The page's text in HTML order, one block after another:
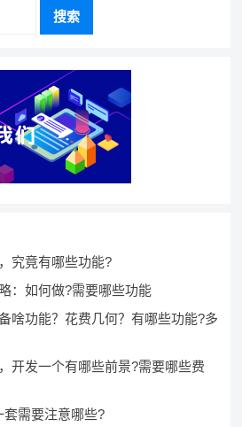
搜索
究竟有哪些功能?
：如何做?需要哪些功能
啥功能？花费几何？有哪些功能?多
开发一个有哪些前景?需要哪些费
需要注意哪些?